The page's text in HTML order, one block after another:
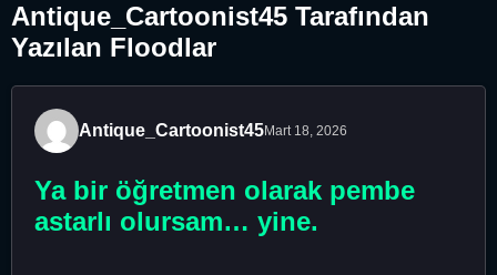
Antique_Cartoonist45 Tarafından
Yazılan Floodlar
Antique_Cartoonist45Mart 18, 2026
Ya bir öğretmen olarak pembe
astarlı olursam… yine.